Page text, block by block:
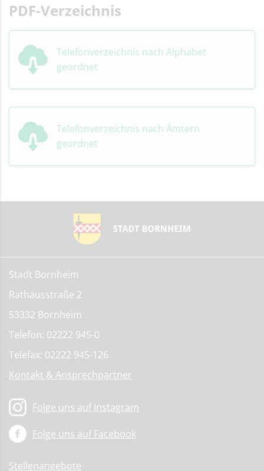
PDF-Verzeichnis
Telefonverzeichnis nach Alphabet
geordnet
Telefonverzeichnis nach Ämtern
geordnet
Stadt Bornheim
Rathausstraße 2
53332 Bornheim
Telefon: 02222 945-0
Telefax: 02222 945-126
Kontakt & Ansprechpartner
Folge uns auf Instagram
Folge uns auf Facebook
Stellenangebote